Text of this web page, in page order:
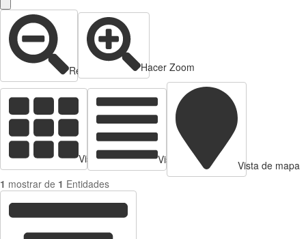
Reducir zoom Hacer Zoom
Vista de tarjetas Vista de Tabla
Vista de mapa
1 mostrar de 1 Entidades